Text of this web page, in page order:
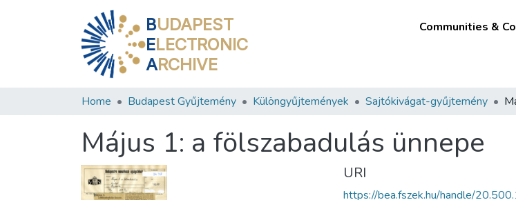
BUDAPEST
ELECTRONIC
ARCHIVE
Communities &
Home Budapest Gyűjtemény Különgyűjtemények Sajtókivágat-gyűjtemény
Május 1: a fölszabadulás ünnepe
URI
https://bea.fszek.hu/handle/